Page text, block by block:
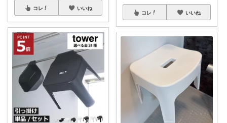
コレ いいね
コレ いいね